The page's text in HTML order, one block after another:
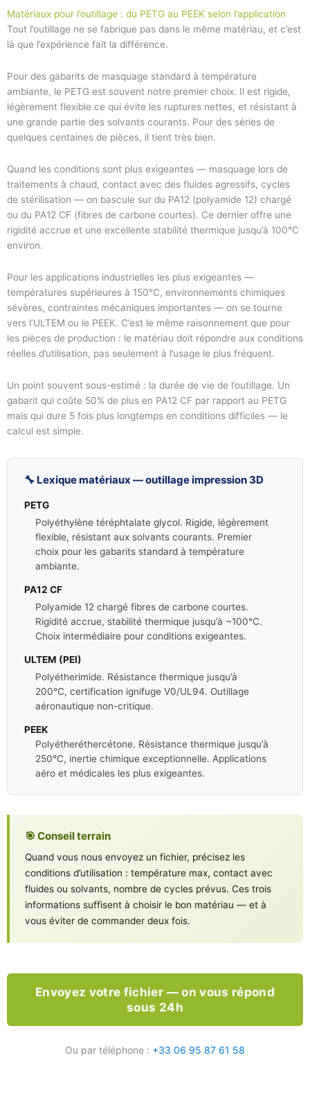
Matériaux pour l’outillage : du PETG au PEEK selon l’application
Tout l’outillage ne se fabrique pas dans le même matériau, et c’est
là que l’expérience fait la différence.
Pour des gabarits de masquage standard à température
ambiante, le PETG est souvent notre premier choix. Il est rigide,
légèrement flexible ce qui évite les ruptures nettes, et résistant à
une grande partie des solvants courants. Pour des séries de
quelques centaines de pièces, il tient très bien.
Quand les conditions sont plus exigeantes — masquage lors de
traitements à chaud, contact avec des fluides agressifs, cycles
de stérilisation — on bascule sur du PA12 (polyamide 12) chargé
ou du PA12 CF (fibres de carbone courtes). Ce dernier offre une
rigidité accrue et une excellente stabilité thermique jusqu’à 100°C
environ.
Pour les applications industrielles les plus exigeantes —
températures supérieures à 150°C, environnements chimiques
sévères, contraintes mécaniques importantes — on se tourne
vers l’ULTEM ou le PEEK. C’est le même raisonnement que pour
les pièces de production : le matériau doit répondre aux conditions
réelles d’utilisation, pas seulement à l’usage le plus fréquent.
Un point souvent sous-estimé : la durée de vie de l’outillage. Un
gabarit qui coûte 50% de plus en PA12 CF par rapport au PETG
mais qui dure 5 fois plus longtemps en conditions difficiles — le
calcul est simple.
🔧 Lexique matériaux — outillage impression 3D
PETG
Polyéthylène téréphtalate glycol. Rigide, légèrement
flexible, résistant aux solvants courants. Premier
choix pour les gabarits standard à température
ambiante.
PA12 CF
Polyamide 12 chargé fibres de carbone courtes.
Rigidité accrue, stabilité thermique jusqu’à ~100°C.
Choix intermédiaire pour conditions exigeantes.
ULTEM (PEI)
Polyétherimide. Résistance thermique jusqu’à
200°C, certification ignifuge V0/UL94. Outillage
aéronautique non-critique.
PEEK
Polyétheréthercétone. Résistance thermique jusqu’à
250°C, inertie chimique exceptionnelle. Applications
aéro et médicales les plus exigeantes.
🎯 Conseil terrain
Quand vous nous envoyez un fichier, précisez les
conditions d’utilisation : température max, contact avec
fluides ou solvants, nombre de cycles prévus. Ces trois
informations suffisent à choisir le bon matériau — et à
vous éviter de commander deux fois.
Envoyez votre fichier — on vous répond
sous 24h
Ou par téléphone : +33 06 95 87 61 58